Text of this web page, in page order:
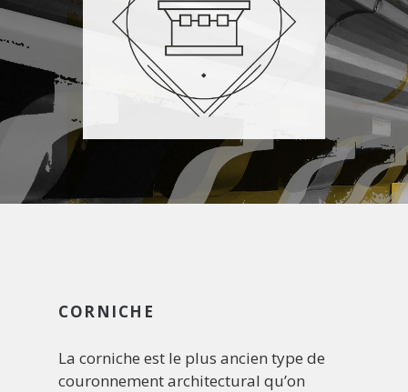
CORNICHE
La corniche est le plus ancien type de
couronnement architectural qu’on